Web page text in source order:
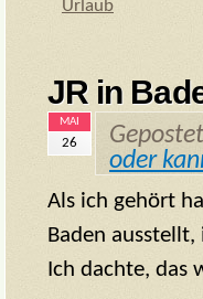
Urlaub
JR in
MAI
26
oder
Als ich gehört
Baden ausstellt,
Ich dachte, das